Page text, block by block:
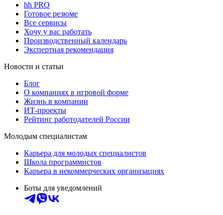
hh PRO
Готовое резюме
Все сервисы
Хочу у вас работать
Производственный календарь
Экспертная рекомендация
Новости и статьи
Блог
О компаниях в игровой форме
Жизнь в компании
ИТ-проекты
Рейтинг работодателей России
Молодым специалистам
Карьера для молодых специалистов
Школа программистов
Карьера в некоммерческих организациях
Боты для уведомлений